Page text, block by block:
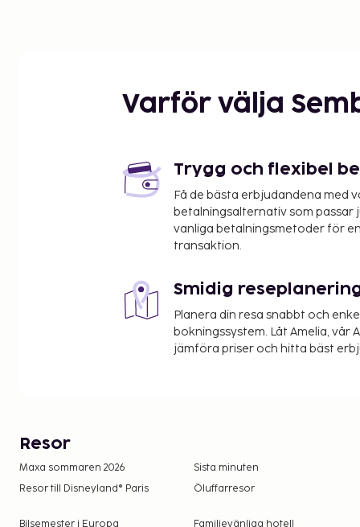
Varför välja
Trygg och flexibel
Få de bästa erbjudandena med
betalningsalternativ som passar
vanliga betalningsmetoder för
transaktion.
Smidig
Planera din resa snabbt och
bokningssystem. Låt Amelia, vår
jämföra priser och hitta bäst
Resor
Maxa sommaren 2026 Sista minuten
Resor till Disneyland® Paris
Öluffarresor
Bilsemester i Europa Familjevänliga hotell